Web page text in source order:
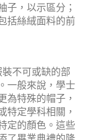
子，以示區分；
括絲絨面料的前
不可或缺的部
一般來說，學士
為特殊的帽子，
特定學科相關，
定的顏色。這些